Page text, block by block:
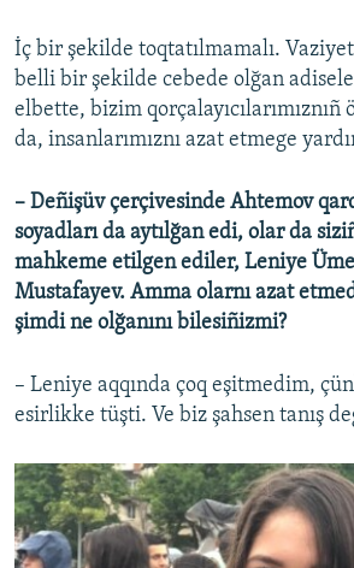
İç bir şekilde toqtatılmamalı.
belli bir şekilde cebede olğan
elbette, bizim qorçalayıcılarımıznıñ
da, insanlarımıznı azat etmege
– Deñişüv çerçivesinde Ahtemov
soyadları da aytılğan edi, olar da
mahkeme etilgen ediler, Leniye
Mustafayev. Amma olarnı azat
şimdi ne olğanını bilesiñizmi?
– Leniye aqqında çoq eşitmedim,
esirlikke tüşti. Ve biz şahsen tanış